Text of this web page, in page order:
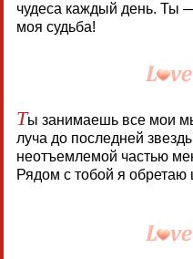
чудеса каждый день. Ты
моя судьба!
Ты занимаешь все мои
луча до последней
неотъемлемой частью
Рядом с тобой я обретаю